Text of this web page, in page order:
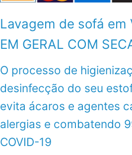
Lavagem de sofá em
EM GERAL COM
O processo de
desinfecção do seu
evita ácaros e agentes
alergias e combatendo
COVID-19